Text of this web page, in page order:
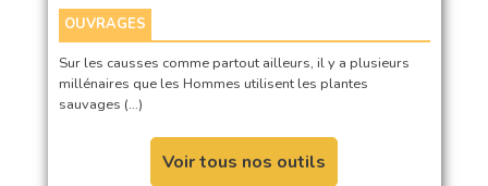
OUVRAGES
Sur les causses comme partout ailleurs, il y a plusieurs
millénaires que les Hommes utilisent les plantes
sauvages (…)
Voir tous nos outils